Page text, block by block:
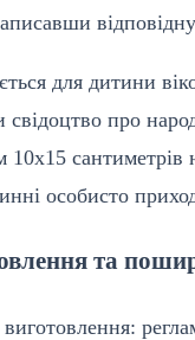
для дитини
свідоцтво про
10х15
особисто
та